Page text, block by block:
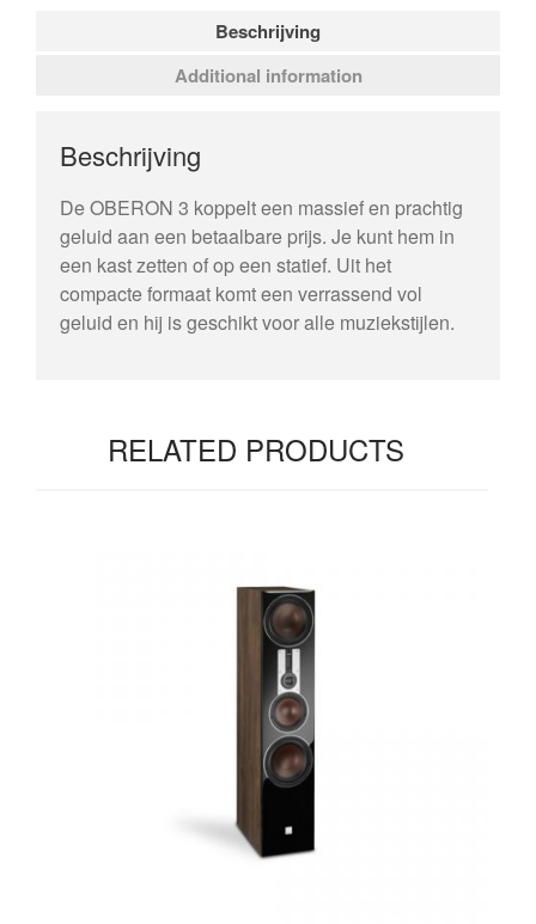
Beschrijving
Additional information
Beschrijving
De OBERON 3 koppelt een massief en prachtig
geluid aan een betaalbare prijs. Je kunt hem in
een kast zetten of op een statief. Uit het
compacte formaat komt een verrassend vol
geluid en hij is geschikt voor alle muziekstijlen.
RELATED PRODUCTS